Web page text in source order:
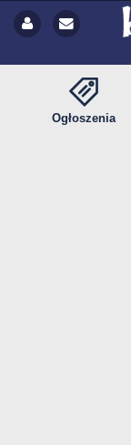
Ogłoszenia